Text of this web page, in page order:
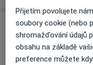
Adresa
Zubní lékař
sídliště Družba
Přijetím povolujete
soubory cookie (nebo
shromažďování údajů
obsahu na základě
preference můžete